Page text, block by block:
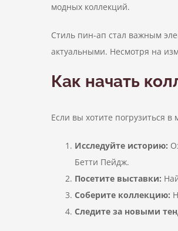
модных коллекций.
Стиль пин-ап стал важным
актуальными. Несмотря на
Как начать
Если вы хотите погрузиться
Исследуйте историю:
Бетти Пейдж.
Посетите выставки:
Соберите коллекцию:
Следите за новыми